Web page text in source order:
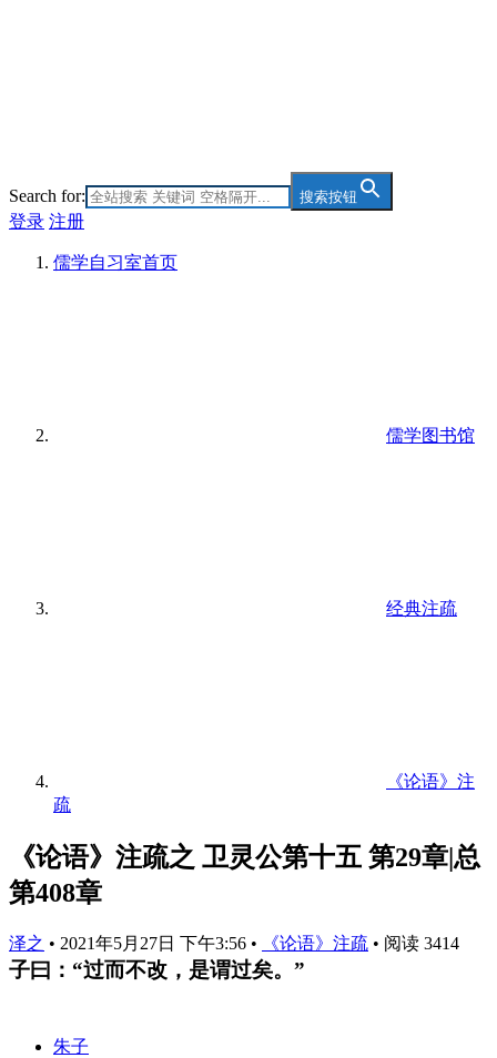
Search for: 搜索按钮
登录 注册
儒学自习室首页
儒学图书馆
经典注疏
《论语》注
疏
《论语》注疏之 卫灵公第十五 第29章|总
第408章
泽之 • 2021年5月27日 下午3:56 • 《论语》注疏 • 阅读 3414
子曰：“过而不改，是谓过矣。”
朱子